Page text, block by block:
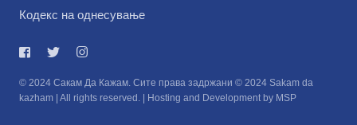
Кодекс на однесување
© 2024 Сакам Да Кажам. Сите права задржани © 2024 Sakam da
kazham | All rights reserved. | Hosting and Development by MSP